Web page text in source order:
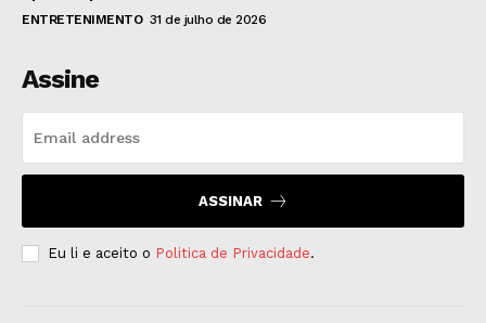
ENTRETENIMENTO 31 de julho de 2026
Assine
ASSINAR
Eu li e aceito o Politica de Privacidade.